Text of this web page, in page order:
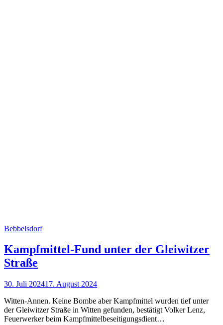
Bebbelsdorf
Kampfmittel-Fund unter der Gleiwitzer
Straße
30. Juli 202417. August 2024
Witten-Annen. Keine Bombe aber Kampfmittel wurden tief unter
der Gleiwitzer Straße in Witten gefunden, bestätigt Volker Lenz,
Feuerwerker beim Kampfmittelbeseitigungsdient…